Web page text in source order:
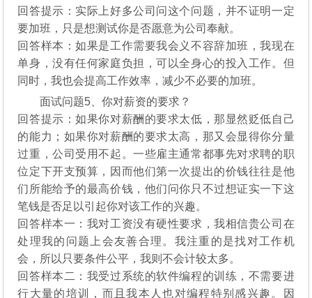
回答提示：实际上好多公司问这个问题，并不证明一定
要加班，只是想测试你是否愿意为公司奉献。
回答样本：如果是工作需要我会义不容辞加班，我现在
单身，没有任何家庭负担，可以全身心的投入工作。但
同时，我也会提高工作效率，减少不必要的加班。
面试问题5、你对薪资的要求？
回答提示：如果你对薪酬的要求太低，那显然贬低自己
的能力；如果你对薪酬的要求太高，那又会显得你分量
过重，公司受用不起。一些雇主通常都事先对求聘的职
位定下开支预算，因而他们第一次提出的价钱往往是他
们所能给予的最高价钱，他们问你只不过想证实一下这
笔钱是否足以引起你对该工作的兴趣。
回答样本一：我对工资没有硬性要求，我相信贵公司在
处理我的问题上会友善合理。我注重的是找对工作机
会，所以只要条件公平，我则不会计较太多。
回答样本二：我受过系统的软件编程的训练，不需要进
行大量的培训，而且我本人也对编程特别感兴趣。因